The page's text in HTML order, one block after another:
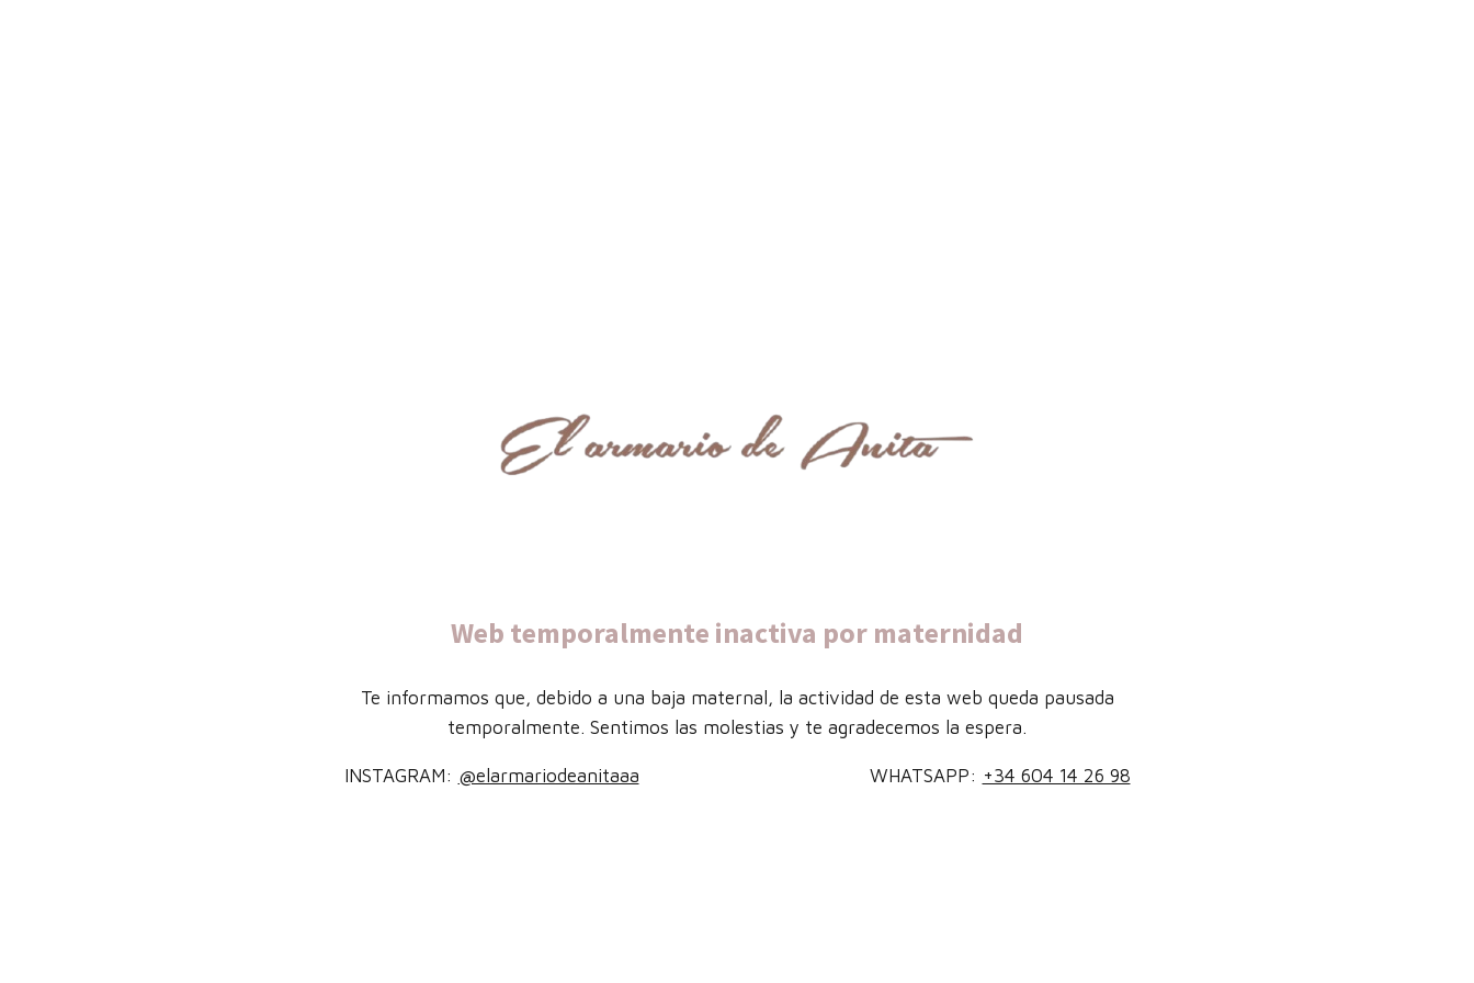
Web temporalmente inactiva por maternidad
Te informamos que, debido a una baja maternal, la actividad de esta web queda pausada
temporalmente. Sentimos las molestias y te agradecemos la espera.
INSTAGRAM: @elarmariodeanitaaa WHATSAPP: +34 604 14 26 98